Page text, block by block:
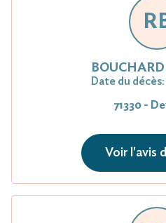
Date du décès:
71330 -
Voir l'avis